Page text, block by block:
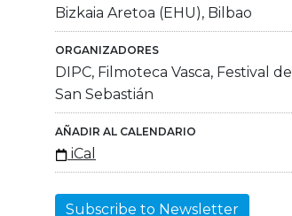
Bizkaia Aretoa (EHU), Bilbao
ORGANIZADORES
DIPC, Filmoteca Vasca, Festival de
San Sebastián
AÑADIR AL CALENDARIO
iCal
Subscribe to Newsletter